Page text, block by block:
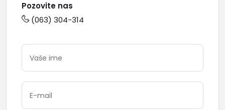
Pozovite nas
(063) 304-314